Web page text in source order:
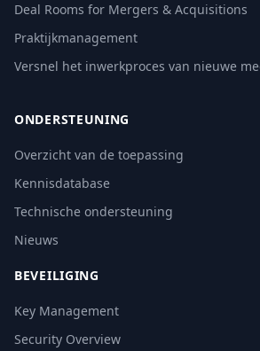
Deal Rooms for Mergers & Acquisitions
Praktijkmanagement
Versnel het inwerkproces van nieuwe
ONDERSTEUNING
Overzicht van de toepassing
Kennisdatabase
Technische ondersteuning
Nieuws
BEVEILIGING
Key Management
Security Overview